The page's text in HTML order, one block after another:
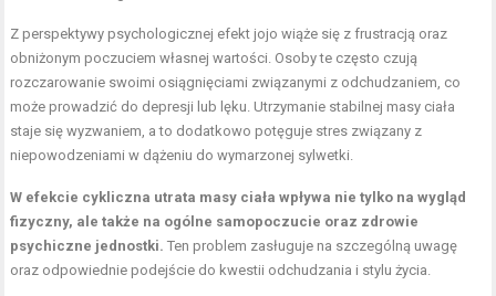
Z perspektywy psychologicznej efekt jojo wiąże się z frustracją oraz
obniżonym poczuciem własnej wartości. Osoby te często czują
rozczarowanie swoimi osiągnięciami związanymi z odchudzaniem, co
może prowadzić do depresji lub lęku. Utrzymanie stabilnej masy ciała
staje się wyzwaniem, a to dodatkowo potęguje stres związany z
niepowodzeniami w dążeniu do wymarzonej sylwetki.
W efekcie cykliczna utrata masy ciała wpływa nie tylko na wygląd
fizyczny, ale także na ogólne samopoczucie oraz zdrowie
psychiczne jednostki. Ten problem zasługuje na szczególną uwagę
oraz odpowiednie podejście do kwestii odchudzania i stylu życia.